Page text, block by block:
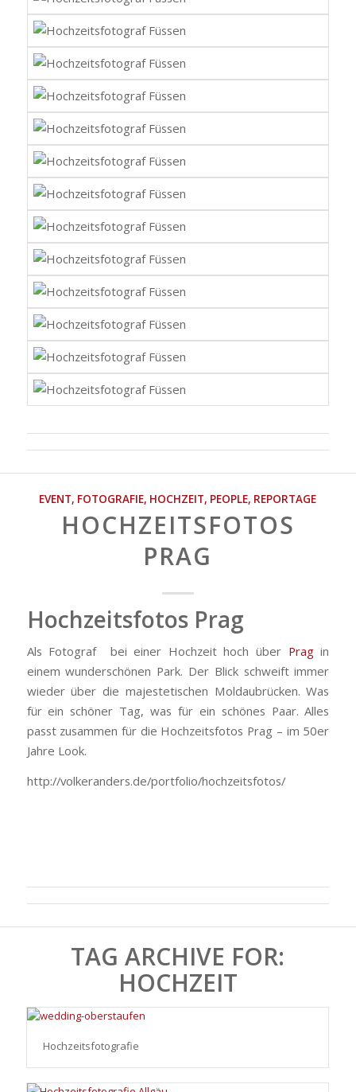
EVENT, FOTOGRAFIE, HOCHZEIT, PEOPLE, REPORTAGE
HOCHZEITSFOTOS
PRAG
Hochzeitsfotos Prag
Als Fotograf bei einer Hochzeit hoch über Pragin
einem wunderschönen Park. Der Blick schweift immer
wieder über die majestetischen Moldaubrücken. Was
für ein schöner Tag, was für ein schönes Paar. Alles
passt zusammen für die Hochzeitsfotos Prag – im 50er
Jahre Look.
http://volkeranders.de/portfolio/hochzeitsfotos/
TAG ARCHIVE FOR:
HOCHZEIT
Hochzeitsfotografie